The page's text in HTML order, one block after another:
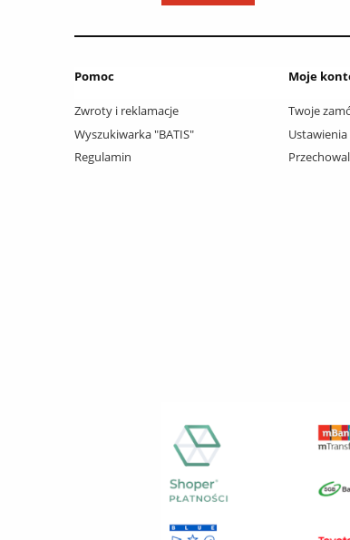
Pomoc
Zwroty i reklamacje
Wyszukiwarka "BATIS"
Regulamin
Moje
Twoje